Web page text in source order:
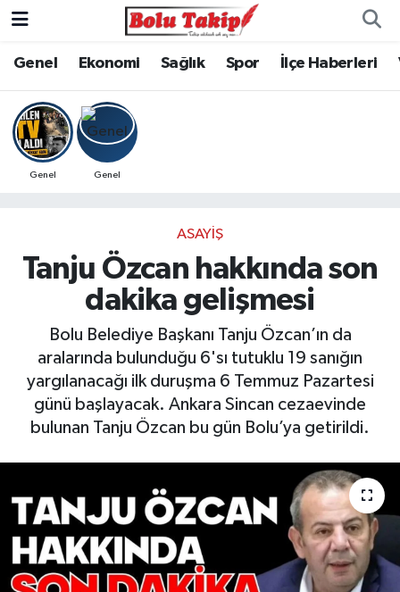
Genel Ekonomi Sağlık Spor İlçe Haberleri
Genel Genel
ASAYIŞ
Tanju Özcan hakkında son
dakika gelişmesi
Bolu Belediye Başkanı Tanju Özcan’ın da
aralarında bulunduğu 6'sı tutuklu 19 sanığın
yargılanacağı ilk duruşma 6 Temmuz Pazartesi
günü başlayacak. Ankara Sincan cezaevinde
bulunan Tanju Özcan bu gün Bolu’ya getirildi.